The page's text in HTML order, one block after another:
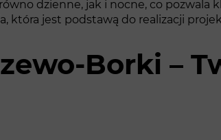
dzienne, jak i nocne, co
która jest podstawą do realizacji
Borki –